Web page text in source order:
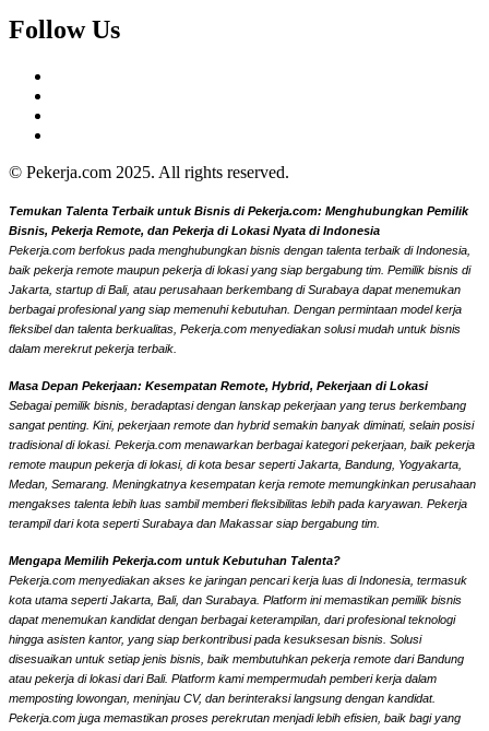
Follow Us
© Pekerja.com 2025. All rights reserved.
Temukan Talenta Terbaik untuk Bisnis di Pekerja.com: Menghubungkan Pemilik
Bisnis, Pekerja Remote, dan Pekerja di Lokasi Nyata di Indonesia
Pekerja.com berfokus pada menghubungkan bisnis dengan talenta terbaik di Indonesia,
baik pekerja remote maupun pekerja di lokasi yang siap bergabung tim. Pemilik bisnis di
Jakarta, startup di Bali, atau perusahaan berkembang di Surabaya dapat menemukan
berbagai profesional yang siap memenuhi kebutuhan. Dengan permintaan model kerja
fleksibel dan talenta berkualitas, Pekerja.com menyediakan solusi mudah untuk bisnis
dalam merekrut pekerja terbaik.
Masa Depan Pekerjaan: Kesempatan Remote, Hybrid, Pekerjaan di Lokasi
Sebagai pemilik bisnis, beradaptasi dengan lanskap pekerjaan yang terus berkembang
sangat penting. Kini, pekerjaan remote dan hybrid semakin banyak diminati, selain posisi
tradisional di lokasi. Pekerja.com menawarkan berbagai kategori pekerjaan, baik pekerja
remote maupun pekerja di lokasi, di kota besar seperti Jakarta, Bandung, Yogyakarta,
Medan, Semarang. Meningkatnya kesempatan kerja remote memungkinkan perusahaan
mengakses talenta lebih luas sambil memberi fleksibilitas lebih pada karyawan. Pekerja
terampil dari kota seperti Surabaya dan Makassar siap bergabung tim.
Mengapa Memilih Pekerja.com untuk Kebutuhan Talenta?
Pekerja.com menyediakan akses ke jaringan pencari kerja luas di Indonesia, termasuk
kota utama seperti Jakarta, Bali, dan Surabaya. Platform ini memastikan pemilik bisnis
dapat menemukan kandidat dengan berbagai keterampilan, dari profesional teknologi
hingga asisten kantor, yang siap berkontribusi pada kesuksesan bisnis. Solusi
disesuaikan untuk setiap jenis bisnis, baik membutuhkan pekerja remote dari Bandung
atau pekerja di lokasi dari Bali. Platform kami mempermudah pemberi kerja dalam
memposting lowongan, meninjau CV, dan berinteraksi langsung dengan kandidat.
Pekerja.com juga memastikan proses perekrutan menjadi lebih efisien, baik bagi yang